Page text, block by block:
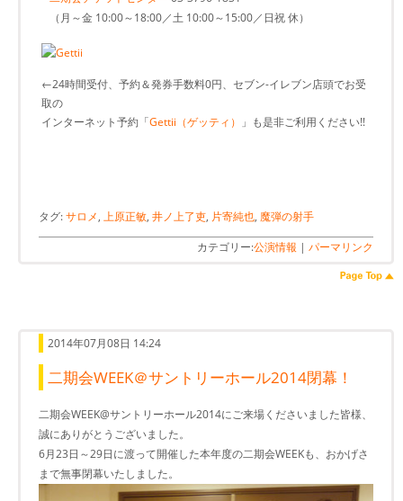
（月～金 10:00～18:00／土 10:00～15:00／日祝 休）
←24時間受付、予約＆発券手数料0円、セブン-イレブン店頭でお受
取の
インターネット予約「Gettii（ゲッティ） 」も是非ご利用ください!!
タグ:サロメ, 上原正敏, 井ノ上了吏, 片寄純也, 魔弾の射手
カテゴリー:公演情報 | パーマリンク
2014年07月08日 14:24
二期会WEEK＠サントリーホール2014閉幕！
二期会WEEK@サントリーホール2014にご来場くださいました皆様、
誠にありがとうございました。
6月23日～29日に渡って開催した本年度の二期会WEEKも、おかげさ
まで無事閉幕いたしました。